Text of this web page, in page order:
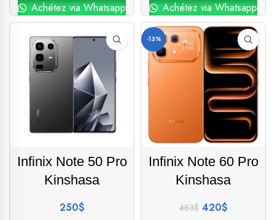
Achétez via Whatsapp
Achétez via Whatsapp
Infinix Note 50 Pro
Kinshasa
250$
-13%
Infinix Note 60 Pro
Kinshasa
483$ 420$